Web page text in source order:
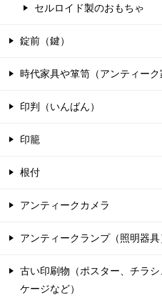
セルロイド製のおもちゃ
錠前（鍵）
時代家具や箪笥（アンティーク
印判（いんばん）
印籠
根付
アンティークカメラ
アンティークランプ（照明器具
古い印刷物（ポスター、チラ
ケージなど）